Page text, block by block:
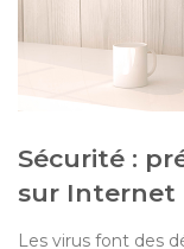
Sécurité :
sur Internet
Les virus font des